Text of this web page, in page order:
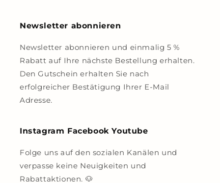
Newsletter abonnieren
Newsletter abonnieren und einmalig 5 %
Rabatt auf Ihre nächste Bestellung erhalten.
Den Gutschein erhalten Sie nach
erfolgreicher Bestätigung Ihrer E-Mail
Adresse.
Instagram Facebook Youtube
Folge uns auf den sozialen Kanälen und
verpasse keine Neuigkeiten und
Rabattaktionen. 🐶